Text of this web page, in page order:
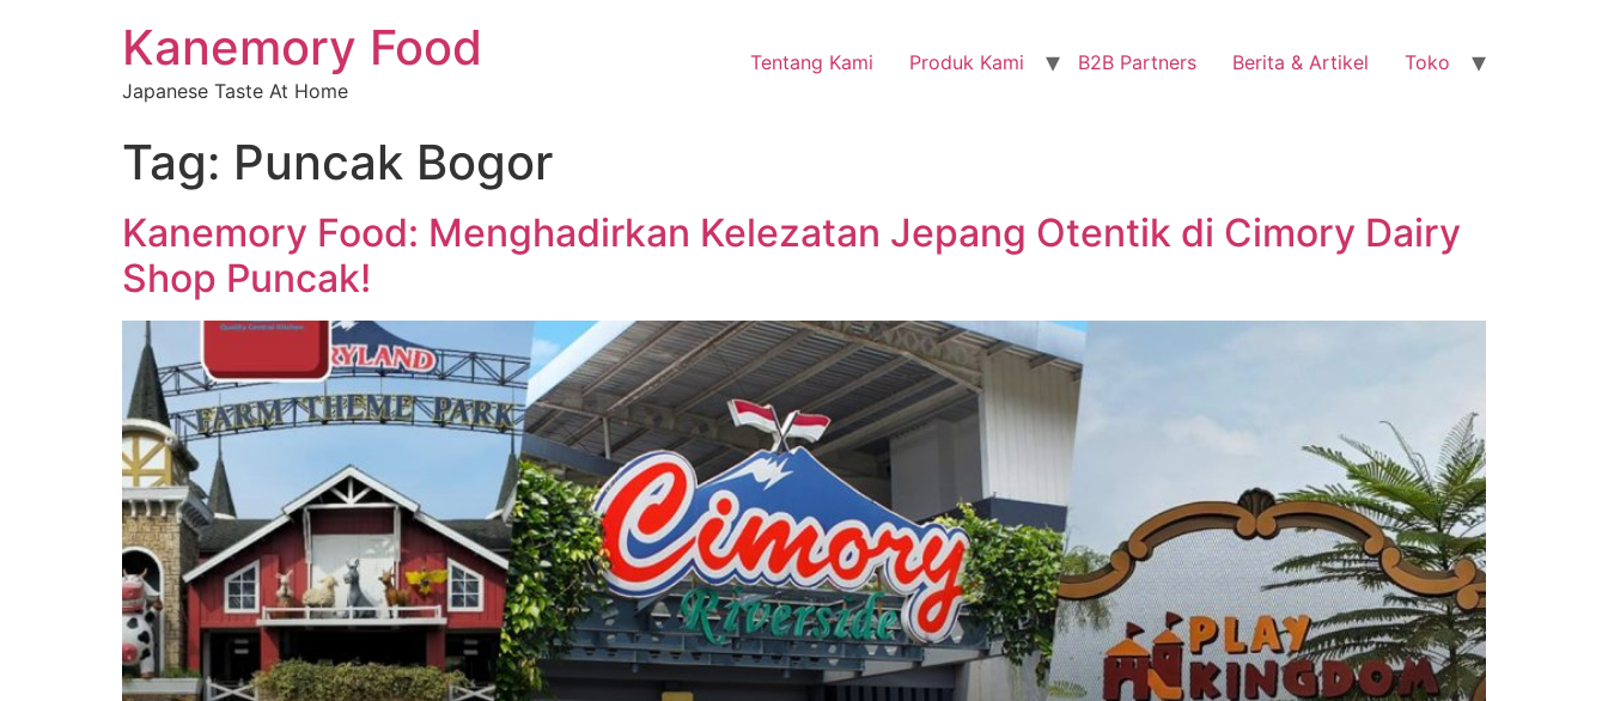
Kanemory Food
Japanese Taste At Home
Tentang Kami Produk Kami B2B Partners Berita & Artikel Toko
Tag: Puncak Bogor
Kanemory Food: Menghadirkan Kelezatan Jepang Otentik di Cimory Dairy
Shop Puncak!